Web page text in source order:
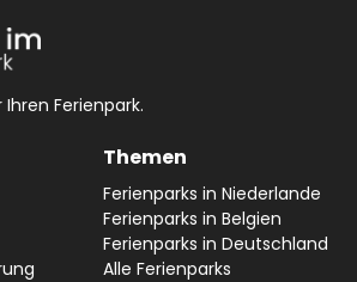
Ferienpark.
Themen
Ferienparks in Niederlande
Ferienparks in Belgien
Ferienparks in Deutschland
Alle Ferienparks